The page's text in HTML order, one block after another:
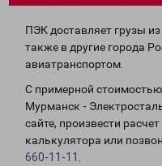
ПЭК доставляет грузы
также в другие города
авиатранспортом.
С примерной
Мурманск -
сайте, произвести
калькулятора или
660-11-11